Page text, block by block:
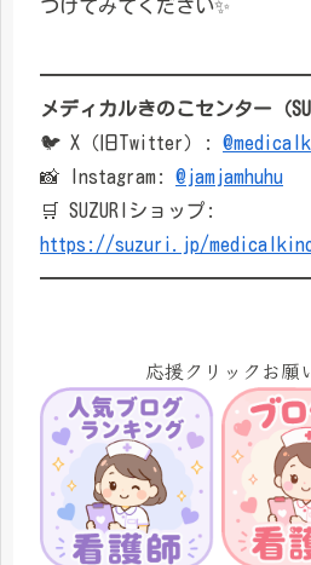
つけてみてください✨
メディカルきのこセンター（
🐦 X（旧Twitter）:
📸 Instagram: @jamjamhuhu
🛒 SUZURIショップ:
https://suzuri.jp/
応援クリックお願